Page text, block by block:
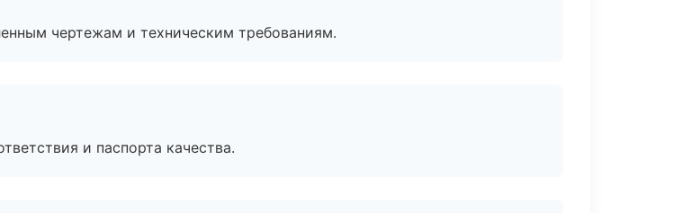
чертежам и техническим требованиям.
и паспорта качества.